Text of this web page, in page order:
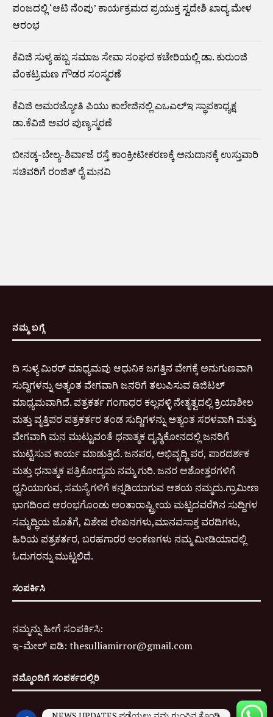
ಪಂಜದಲ್ಲಿ ‘ಆಟಿ ನೆಂಪು’ ಕಾರ್ಯಕ್ರಮದ ಪ್ರಯುಕ್ತ ಸ್ವದೇಶಿ ಖಾದ್ಯ ಮೇಳ
ಆರಂಭ
ಕೆವಿಜಿ ಸುಳ್ಯ ಹಬ್ಬ ಸಮಾಜ ಸೇವಾ ಸಂಘದ ಕಚೇರಿಯಲ್ಲಿ ಡಾ. ಕುರುಂಜಿ
ವೆಂಕಟ್ರಮಣ ಗೌಡರ ಸಂಸ್ಮರಣೆ
ಕೆವಿಜಿ ಅಮರಜ್ಯೋತಿ ಪಿಯು ಕಾಲೇಜಿನಲ್ಲಿ ಎಒಎಲ್ಇ ಸ್ಥಾಪಕಾಧ್ಯಕ್ಷ
ಡಾ.ಕೆವಿಜಿ ಅವರ ಪುಣ್ಯಸ್ಮರಣೆ
ಬೀನಡ್ಕ-ಬೇಲ್ಯ-ಶಿರ್ವಾಜೆ ರಸ್ತೆ ಕಾಂಕ್ರೀಟೀಕರಣಕ್ಕೆ ಅನುದಾನಕ್ಕೆ ಉಸ್ತುವಾರಿ
ಸಚಿವರಿಗೆ ರಂಜಿತ್ ರೈ ಮನವಿ
ನಮ್ಮ ಬಗ್ಗೆ
ದಿ ಸುಳ್ಯ ಮಿರರ್ ಮಾಧ್ಯಮವು ಆಧುನಿಕ ಜಗತ್ತಿನ ವೇಗಕ್ಕೆ ಅನುಗುಣವಾಗಿ
ಸುದ್ದಿಗಳನ್ನು ಅತ್ಯಂತ ವೇಗವಾಗಿ ಜನರಿಗೆ ತಲುಪಿಸುವ ಡಿಜಿಟಲ್
ಮಾಧ್ಯಮವಾಗಿದೆ. ಪತ್ರಕರ್ತ ಗಂಗಾಧರ ಕಲ್ಲಪಳ್ಳಿ ನೇತೃತ್ವದಲ್ಲಿ ಕ್ರಿಯಾಶೀಲ
ಮತ್ತು ವೃತ್ತಿಪರ ಪತ್ರಕರ್ತರ ತಂಡ ಸುದ್ದಿಗಳನ್ನು ಅತ್ಯಂತ ಸರಳವಾಗಿ ಮತ್ತು
ವೇಗವಾಗಿ ಮನ ಮುಟ್ಟುವಂತೆ ಧನಾತ್ಮಕ ದೃಷ್ಠಿಕೋನದಲ್ಲಿ ಜನರಿಗೆ
ಮುಟ್ಟಿಸುವ ಕಾರ್ಯ ಮಾಡುತ್ತಿದೆ. ಜನಪರ, ಅಭಿವೃದ್ಧಿ ಪರ, ಪಾರದರ್ಶಕ
ಮತ್ತು ಧನಾತ್ಮಕ ಪತ್ರಿಕೋದ್ಯಮ ನಮ್ಮ ಗುರಿ. ಜನರ ಆಶೋತ್ತರಗಳಿಗೆ
ಧ್ವನಿಯಾಗುವ, ಸಮಸ್ಯೆಗಳಿಗೆ ಕನ್ನಡಿಯಾಗುವ ಆಶಯ ನಮ್ಮದು.ಗ್ರಾಮೀಣ
ಭಾಗದಿಂದ ಆರಂಭಗೊಂಡು ಅಂತಾರಾಷ್ಟ್ರೀಯ ಮಟ್ಟದವರೆಗಿನ ಸುದ್ದಿಗಳ
ಸಮೃದ್ಧಿಯ ಜೊತೆಗೆ, ವಿಶೇಷ ಲೇಖನಗಳು,ಮಾನವಸಾಕ್ತ ವರದಿಗಳು,
ಹಿರಿಯ ಪತ್ರಕರ್ತರ, ಬರಹಗಾರರ ಅಂಕಣಗಳು ನಮ್ಮ ಮೀಡಿಯಾದಲ್ಲಿ
ಓದುಗರನ್ನು ಮುಟ್ಟಲಿದೆ.
ಸಂಪರ್ಕಿಸಿ
ನಮ್ಮನ್ನು ಹೀಗೆ ಸಂಪರ್ಕಿಸಿ:
ಇ-ಮೇಲ್ ಐಡಿ: thesulliamirror@gmail.com
ನಮ್ಮೊಂದಿಗೆ ಸಂಪರ್ಕದಲ್ಲಿರಿ